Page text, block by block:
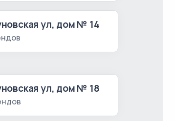
ул, дом № 14
ул, дом № 18